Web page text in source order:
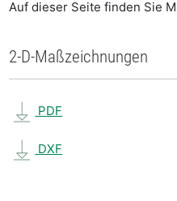
Auf dieser Seite finden Sie
2-D-Maßzeichnungen
PDF
DXF